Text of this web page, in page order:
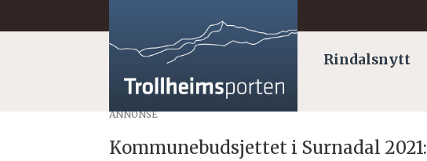
Rindalsnytt
ANNONSE
Kommunebudsjettet i Surnadal 2021: